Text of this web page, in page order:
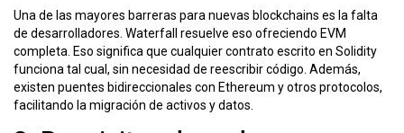
Una de las mayores barreras para nuevas blockchains es la falta
de desarrolladores. Waterfall resuelve eso ofreciendo EVM
completa. Eso significa que cualquier contrato escrito en Solidity
funciona tal cual, sin necesidad de reescribir código. Además,
existen puentes bidireccionales con Ethereum y otros protocolos,
facilitando la migración de activos y datos.